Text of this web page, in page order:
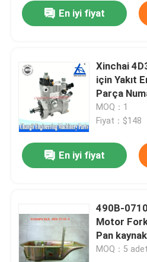
En iyi fiyat
Xinchai
için Yakıt
Parça
21100 ve 3
MOQ：1
Fiyat：$148
En iyi fiyat
490B-
Motor
Pan
MOQ：5 adet